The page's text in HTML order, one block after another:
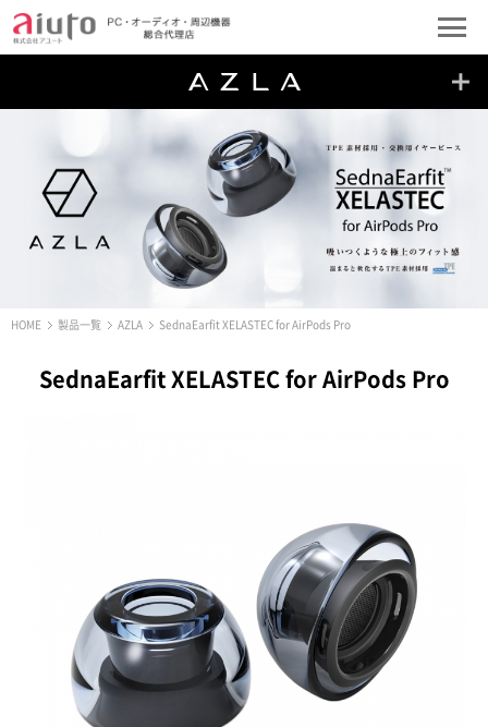
HOME 製品一覧 AZLA SednaEarfit XELASTEC for AirPods Pro
SednaEarfit XELASTEC for AirPods Pro